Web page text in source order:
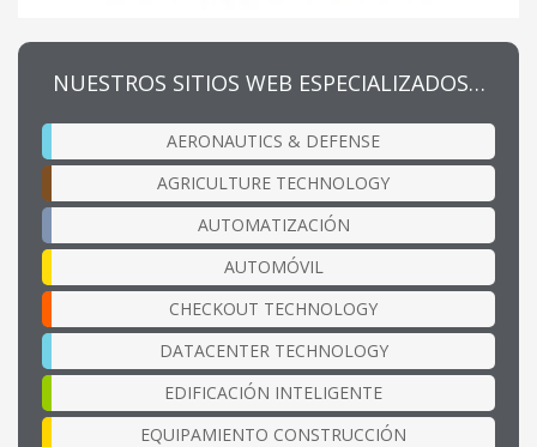
NUESTROS SITIOS WEB ESPECIALIZADOS…
AERONAUTICS & DEFENSE
AGRICULTURE TECHNOLOGY
AUTOMATIZACIÓN
AUTOMÓVIL
CHECKOUT TECHNOLOGY
DATACENTER TECHNOLOGY
EDIFICACIÓN INTELIGENTE
EQUIPAMIENTO CONSTRUCCIÓN